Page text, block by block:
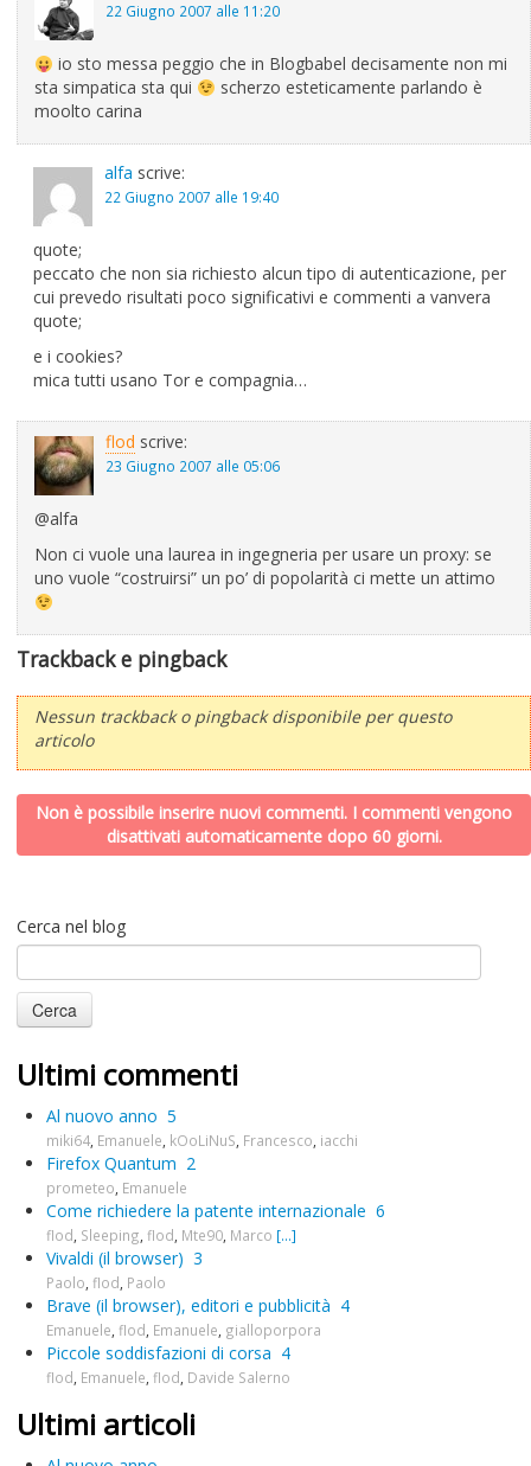
22 Giugno 2007 alle 11:20
io sto messa peggio che in Blogbabel decisamente non mi
sta simpatica sta qui
scherzo esteticamente parlando è
moolto carina
alfa scrive:
22 Giugno 2007 alle 19:40
quote;
peccato che non sia richiesto alcun tipo di autenticazione, per
cui prevedo risultati poco significativi e commenti a vanvera
quote;
e i cookies?
mica tutti usano Tor e compagnia…
flod scrive:
23 Giugno 2007 alle 05:06
@alfa
Non ci vuole una laurea in ingegneria per usare un proxy: se
uno vuole “costruirsi” un po’ di popolarità ci mette un attimo
Trackback e pingback
Nessun trackback o pingback disponibile per questo
articolo
Non è possibile inserire nuovi commenti. I commenti vengono
disattivati automaticamente dopo 60 giorni.
Cerca nel blog
Ultimi commenti
Al nuovo anno 5
miki64, Emanuele, kOoLiNuS, Francesco, iacchi
Firefox Quantum 2
prometeo, Emanuele
Come richiedere la patente internazionale 6
flod, Sleeping, flod, Mte90, Marco [...]
Vivaldi (il browser) 3
Paolo, flod, Paolo
Brave (il browser), editori e pubblicità 4
Emanuele, flod, Emanuele, gialloporpora
Piccole soddisfazioni di corsa 4
flod, Emanuele, flod, Davide Salerno
Ultimi articoli